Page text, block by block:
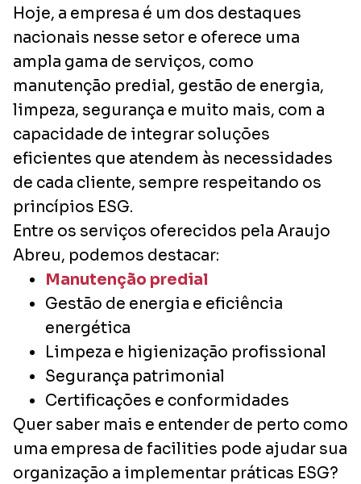
Hoje, a empresa é um dos destaques
nacionais nesse setor e oferece uma
ampla gama de serviços, como
manutenção predial, gestão de energia,
limpeza, segurança e muito mais, com a
capacidade de integrar soluções
eficientes que atendem às necessidades
de cada cliente, sempre respeitando os
princípios ESG.
Entre os serviços oferecidos pela Araujo
Abreu, podemos destacar:
Manutenção predial
Gestão de energia e eficiência
energética
Limpeza e higienização profissional
Segurança patrimonial
Certificações e conformidades
Quer saber mais e entender de perto como
uma empresa de facilities pode ajudar sua
organização a implementar práticas ESG?